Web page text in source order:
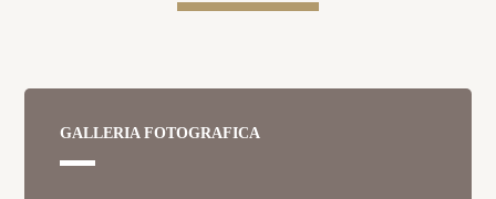
GALLERIA FOTOGRAFICA